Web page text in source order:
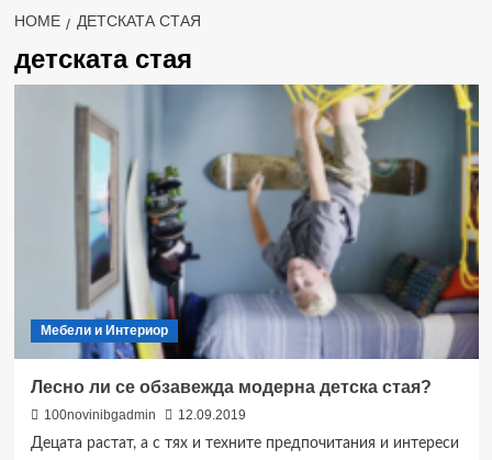
HOME ДЕТСКАТА СТАЯ
детската стая
Мебели и Интериор
Лесно ли се обзавежда модерна детска стая?
100novinibgadmin
12.09.2019
Децата растат, а с тях и техните предпочитания и интереси